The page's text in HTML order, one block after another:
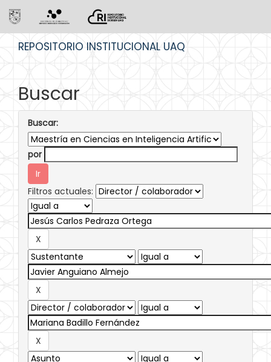
REPOSITORIO INSTITUCIONAL UAQ
Buscar
Buscar:
por
Filtros actuales: